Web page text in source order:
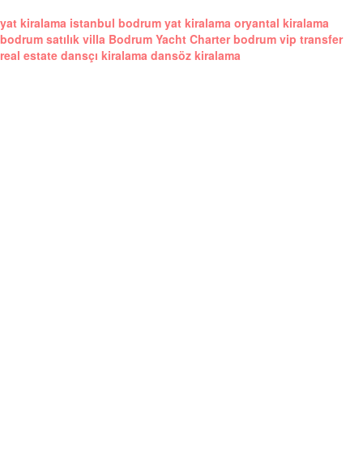
yat kiralama istanbul bodrum yat kiralama oryantal kiralama
bodrum satılık villa Bodrum Yacht Charter bodrum vip transfer
real estate dansçı kiralama dansöz kiralama